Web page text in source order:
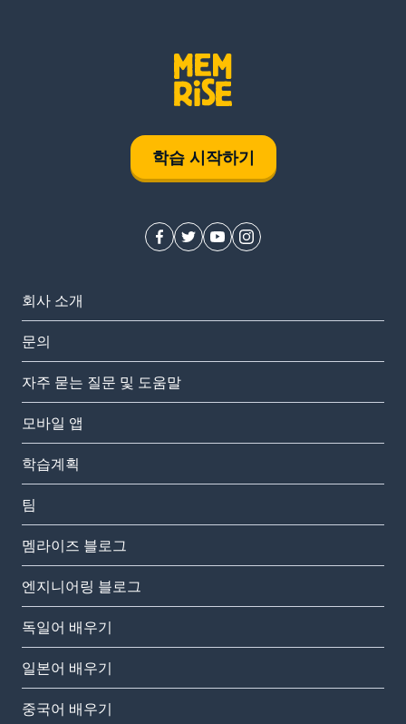
학습 시작하기
회사 소개
문의
자주 묻는 질문 및 도움말
모바일 앱
학습계획
팀
멤라이즈 블로그
엔지니어링 블로그
독일어 배우기
일본어 배우기
중국어 배우기